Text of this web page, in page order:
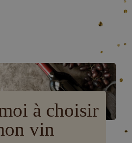
à choisir
vin